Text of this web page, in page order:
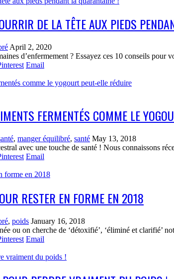
DE LA TÊTE AUX PIEDS
April 2, 2020
d’enfermement ? Essayez ces 10 conseils
Email
FERMENTÉS COMME LE
, manger équilibré, santé May 13, 2018
avec une touche de santé ! Nous connaissons
Email
RESTER EN FORME EN 2018
, poids January 16, 2018
ou on cherche de ‘détoxifié’, ‘éliminé et
Email